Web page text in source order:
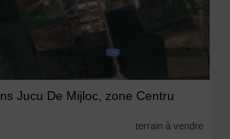
Jucu De Mijloc, zone Centru
terrain à vendre